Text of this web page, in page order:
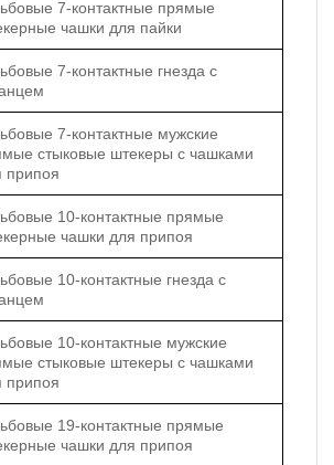
7-контактные прямые
чашки для пайки
7-контактные гнезда с
7-контактные мужские
стыковые штекеры с чашками
припоя
10-контактные прямые
чашки для припоя
10-контактные гнезда с
10-контактные мужские
стыковые штекеры с чашками
припоя
19-контактные прямые
чашки для припоя